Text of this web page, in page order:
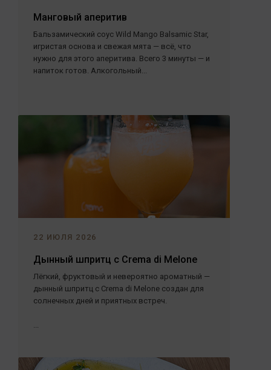
Манговый аперитив
Бальзамический соус Wild Mango Balsamic Star,
игристая основа и свежая мята — всё, что
нужно для этого аперитива. Всего 3 минуты — и
напиток готов. Алкогольный...
22 ИЮЛЯ 2026
Дынный шпритц с Crema di Melone
Лёгкий, фруктовый и невероятно ароматный —
дынный шпритц с Crema di Melone создан для
солнечных дней и приятных встреч.
...